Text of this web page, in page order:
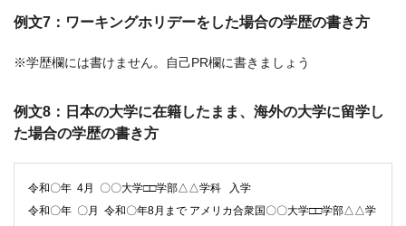
例文7：ワーキングホリデーをした場合の学歴の書き方
※学歴欄には書けません。自己PR欄に書きましょう
例文8：日本の大学に在籍したまま、海外の大学に留学し
た場合の学歴の書き方
令和〇年 4月 〇〇大学□□学部△△学科 入学
令和〇年 〇月 令和〇年8月まで アメリカ合衆国〇〇大学□□学部△△学